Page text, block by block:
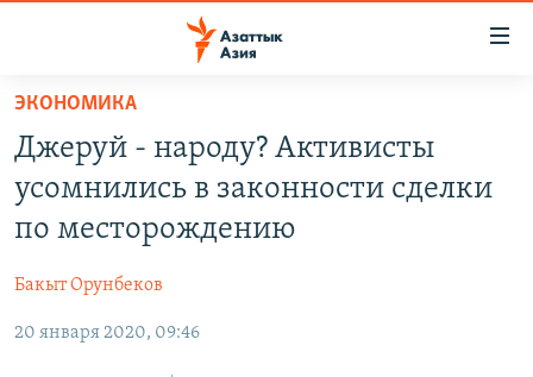
Вернуться
основному
содержанию
Вернутся
главной
навигации
Вернутся
КАЗАХСТАН
ТАДЖИКИСТАН
НОВОСТИ
ҚАЗАҚША
КЫРГЫЗЧА
ЭКОНОМИКА
Джеруй - народу? Активисты
усомнились в законности сделки
по месторождению
Бакыт Орунбеков
20 января 2020, 09:46